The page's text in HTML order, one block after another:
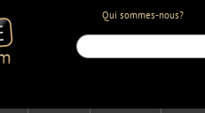
Qui sommes-nous?